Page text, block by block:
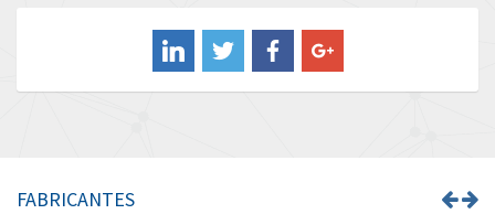
Barber Colman
FABRICANTES